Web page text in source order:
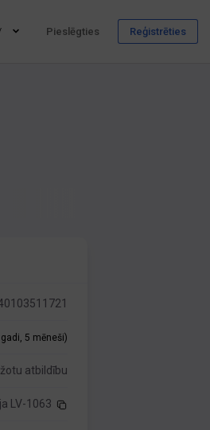
Pieslēgties Reģistrēties
5 mēneši)
atbildību
LV-1063